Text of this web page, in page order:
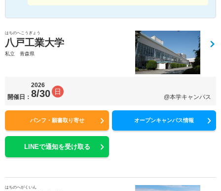
はちのへこうぎょう
八戸工業大学
私立 青森県
開催日：
2026
8/30 日
@本学キャンパス
パンフ・願書取り寄せ オープンキャンパス情報
LINEで通知を受け取る
はちのへがくいん